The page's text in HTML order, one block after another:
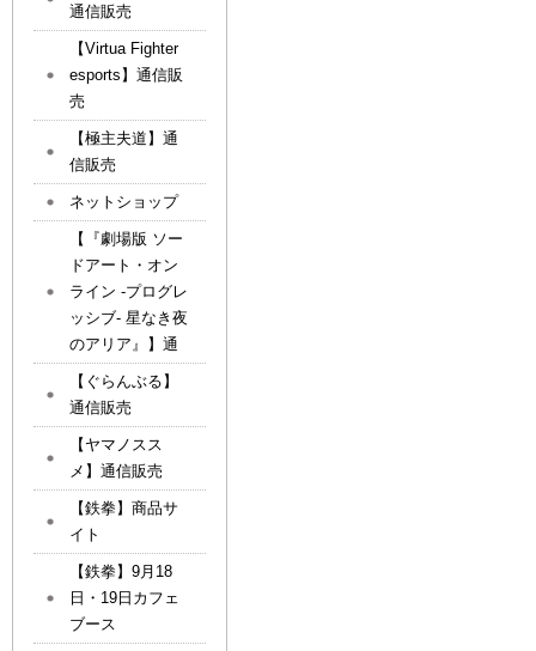
通信販売
【Virtua Fighter
esports】通信販
売
【極主夫道】通
信販売
ネットショップ
【『劇場版 ソー
ドアート・オン
ライン -プログレ
ッシブ- 星なき夜
のアリア』】通
【ぐらんぶる】
通信販売
【ヤマノスス
メ】通信販売
【鉄拳】商品サ
イト
【鉄拳】9月18
日・19日カフェ
ブース